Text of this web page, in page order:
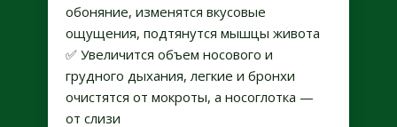
обоняние, изменятся вкусовые
ощущения, подтянутся мышцы живота
✅ Увеличится объем носового и
грудного дыхания, легкие и бронхи
очистятся от мокроты, а носоглотка —
от слизи